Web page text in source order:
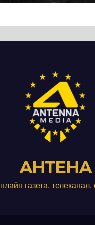
АНТЕНА
газета, телеканал,